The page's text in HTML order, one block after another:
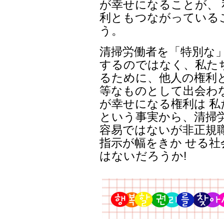
が幸せになることが、
利ともつながっている
う。
清掃労働者を「特別な
するのではなく、私た
るために、他人の権利
等なものとして出会わ
が幸せになる権利は
という事実から、清掃
容易ではないが非正規
指示が幅をきか せる
はないだろうか!